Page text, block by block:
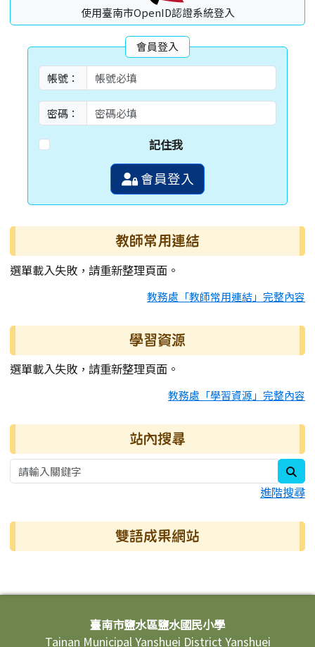
使用臺南市OpenID認證系統登入
會員登入
帳號：
密碼：
記住我
會員登入
教師常用連結
選單載入失敗，請重新整理頁面。
教務處「教師常用連結」完整內容
學習資源
選單載入失敗，請重新整理頁面。
教務處「學習資源」完整內容
站內搜尋
進階搜尋
雙語成果網站
頁尾區域內容臺南市鹽水區鹽水國民小學
Tainan Municipal Yanshuei District Yanshuei